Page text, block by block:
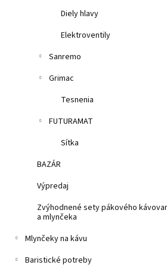
Diely hlavy
Elektroventily
Sanremo
Grimac
Tesnenia
FUTURAMAT
Sítka
BAZÁR
Výpredaj
Zvýhodnené sety pákového
a mlynčeka
Mlynčeky na kávu
Baristické potreby